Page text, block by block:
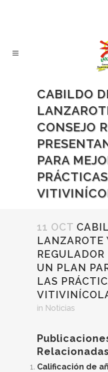
CABILDO
CONSEJO
PARA
PRÁCTICAS
11 OCT
LANZAROTE
UN PLAN
LAS
in Noticias
Calificación de